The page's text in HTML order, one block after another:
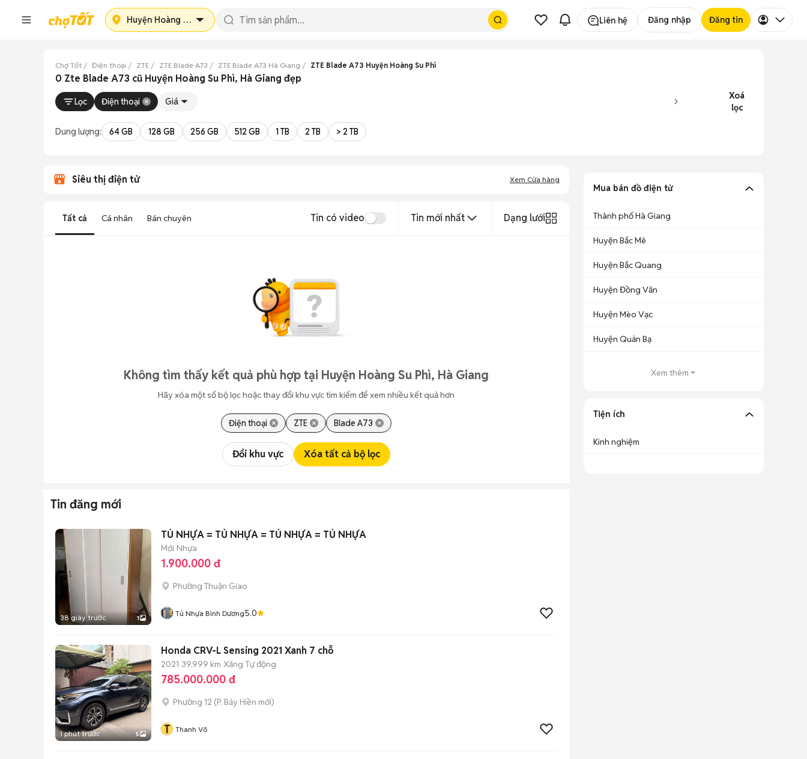
Huyện Hoàng Su Phì Liên hệ Đăng nhập Đăng tin
Chợ Tốt Điện thoại ZTE ZTE Blade A73 ZTE Blade A73 Hà Giang ZTE Blade A73 Huyện Hoàng Su Phì
0 Zte Blade A73 cũ Huyện Hoàng Su Phì, Hà Giang đẹp
Lọc Điện thoại Giá
Xoá
lọc
Dung lượng: 64 GB 128 GB 256 GB 512 GB 1 TB 2 TB > 2 TB
Siêu thị điện tử Xem Cửa hàng
Tất cả Cá nhân Bán chuyên Tin có video Tin mới nhất Dạng lưới
Không tìm thấy kết quả phù hợp tại Huyện Hoàng Su Phì, Hà Giang
Hãy xóa một số bộ lọc hoặc thay đổi khu vực tìm kiếm để xem nhiều kết quả hơn
Điện thoại ZTE Blade A73
Đổi khu vực Xóa tất cả bộ lọc
Tin đăng mới
38 giây trước 1
TỦ NHỰA = TỦ NHỰA = TỦ NHỰA = TỦ NHỰA
Mới Nhựa
1.900.000 đ
Phường Thuận Giao
Tủ Nhựa Bình Dương5.0
1 phút trước 5
Honda CRV-L Sensing 2021 Xanh 7 chỗ
2021 39.999 km Xăng Tự động
785.000.000 đ
Phường 12 (P. Bảy Hiền mới)
T Thanh Võ
Mua bán đồ điện tử
Thành phố Hà Giang
Huyện Bắc Mê
Huyện Bắc Quang
Huyện Đồng Văn
Huyện Mèo Vạc
Huyện Quản Bạ
Xem thêm
Tiện ích
Kinh nghiệm